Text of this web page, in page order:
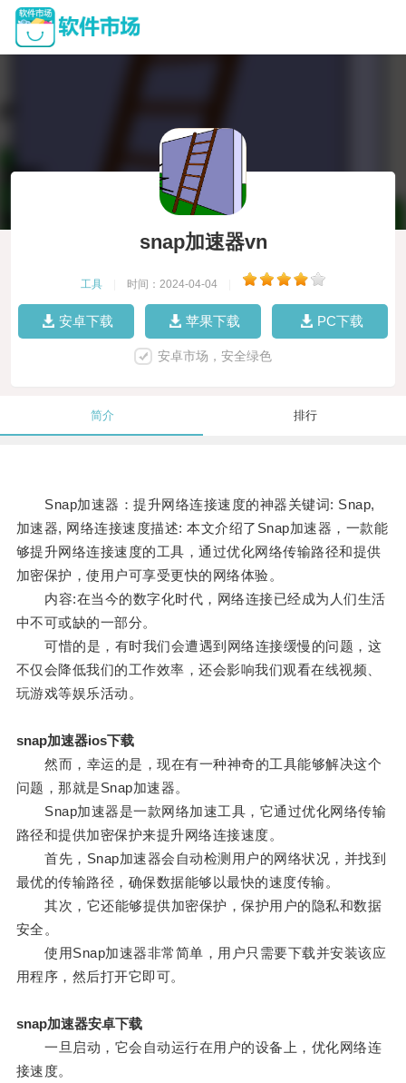
snap加速器vn
工具 时间：2024-04-04
安卓下载 苹果下载 PC下载
安卓市场，安全绿色
简介 排行
Snap加速器：提升网络连接速度的神器关键词: Snap,
加速器, 网络连接速度描述: 本文介绍了Snap加速器，一款能
够提升网络连接速度的工具，通过优化网络传输路径和提供
加密保护，使用户可享受更快的网络体验。
内容:在当今的数字化时代，网络连接已经成为人们生活
中不可或缺的一部分。
可惜的是，有时我们会遭遇到网络连接缓慢的问题，这
不仅会降低我们的工作效率，还会影响我们观看在线视频、
玩游戏等娱乐活动。
snap加速器ios下载
然而，幸运的是，现在有一种神奇的工具能够解决这个
问题，那就是Snap加速器。
Snap加速器是一款网络加速工具，它通过优化网络传输
路径和提供加密保护来提升网络连接速度。
首先，Snap加速器会自动检测用户的网络状况，并找到
最优的传输路径，确保数据能够以最快的速度传输。
其次，它还能够提供加密保护，保护用户的隐私和数据
安全。
使用Snap加速器非常简单，用户只需要下载并安装该应
用程序，然后打开它即可。
snap加速器安卓下载
一旦启动，它会自动运行在用户的设备上，优化网络连
接速度。